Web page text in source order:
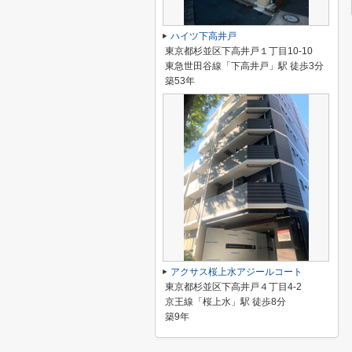
ハイツ下高井戸
東京都杉並区下高井戸１丁目10-10
東急世田谷線「下高井戸」駅 徒歩3分
築53年
アクサス桜上水アジールコート
東京都杉並区下高井戸４丁目4-2
京王線「桜上水」駅 徒歩8分
築9年